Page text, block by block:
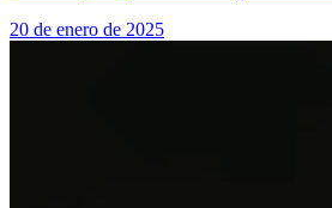
20 de enero de 2025